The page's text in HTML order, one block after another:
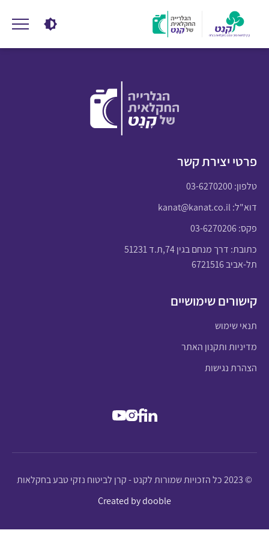
פרטי יצירת קשר
טלפון:03-6270200
דוא"ל:kanat@kanat.co.il
פקס: 03-6270206
כתובת: דרך מנחם בגין 74,ת.ד 51231
תל-אביב 6721516
קישורים שימושיים
תנאי שימוש
מדיניות ותקנון האתר
הצהרת נגישות
© 2023 כל הזכויות שמורות לקנט - קרן לביטוח נזקי טבע בחקלאות
Created by dooble